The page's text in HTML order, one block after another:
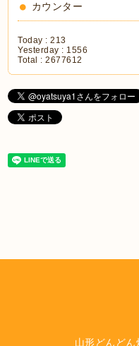
カウンター
Today :213
Yesterday : 1556
Total :2677612
山形どんどん